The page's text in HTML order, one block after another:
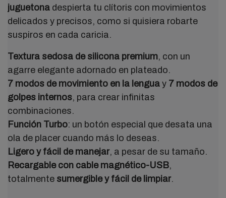
juguetona despierta tu clítoris con movimientos
delicados y precisos, como si quisiera robarte
suspiros en cada caricia.
Textura sedosa de silicona premium, con un
agarre elegante adornado en plateado.
7 modos de movimiento en la lengua y 7 modos de
golpes internos, para crear infinitas
combinaciones.
Función Turbo: un botón especial que desata una
ola de placer cuando más lo deseas.
Ligero y fácil de manejar, a pesar de su tamaño.
Recargable con cable magnético-USB,
totalmente sumergible y fácil de limpiar.